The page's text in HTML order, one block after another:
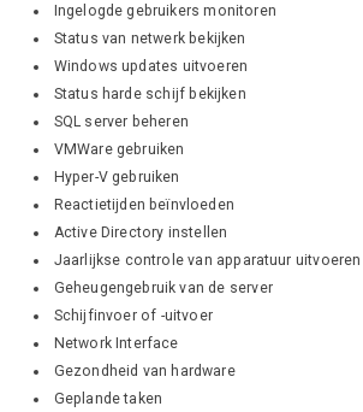
Ingelogde gebruikers monitoren
Status van netwerk bekijken
Windows updates uitvoeren
Status harde schijf bekijken
SQL server beheren
VMWare gebruiken
Hyper-V gebruiken
Reactietijden beïnvloeden
Active Directory instellen
Jaarlijkse controle van apparatuur uitvoeren
Geheugengebruik van de server
Schijfinvoer of -uitvoer
Network Interface
Gezondheid van hardware
Geplande taken